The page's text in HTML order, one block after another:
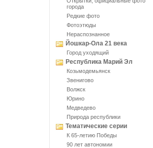
города
Редкие фото
Фотоэтюды
Нераспознанное
Йошкар-Ола 21 века
Город уходящий
Республика Марий Эл
Козьмодемьянск
Звенигово
Волжск
Юрино
Медведево
Природа республики
Тематические серии
К 65-летию Победы
90 лет автономии